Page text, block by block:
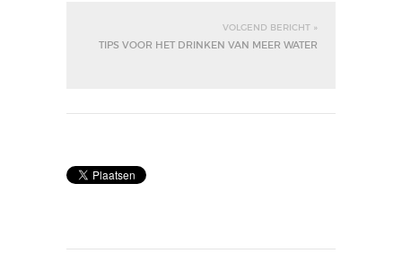
VOLGEND BERICHT »
TIPS VOOR HET DRINKEN VAN MEER WATER